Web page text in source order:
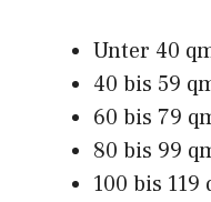
Unter 40
40 bis 59
60 bis 79
80 bis 99
100 bis